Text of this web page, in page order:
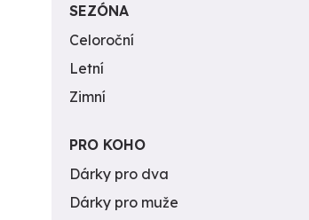
SEZÓNA
Celoroční
Letní
Zimní
PRO KOHO
Dárky pro dva
Dárky pro muže